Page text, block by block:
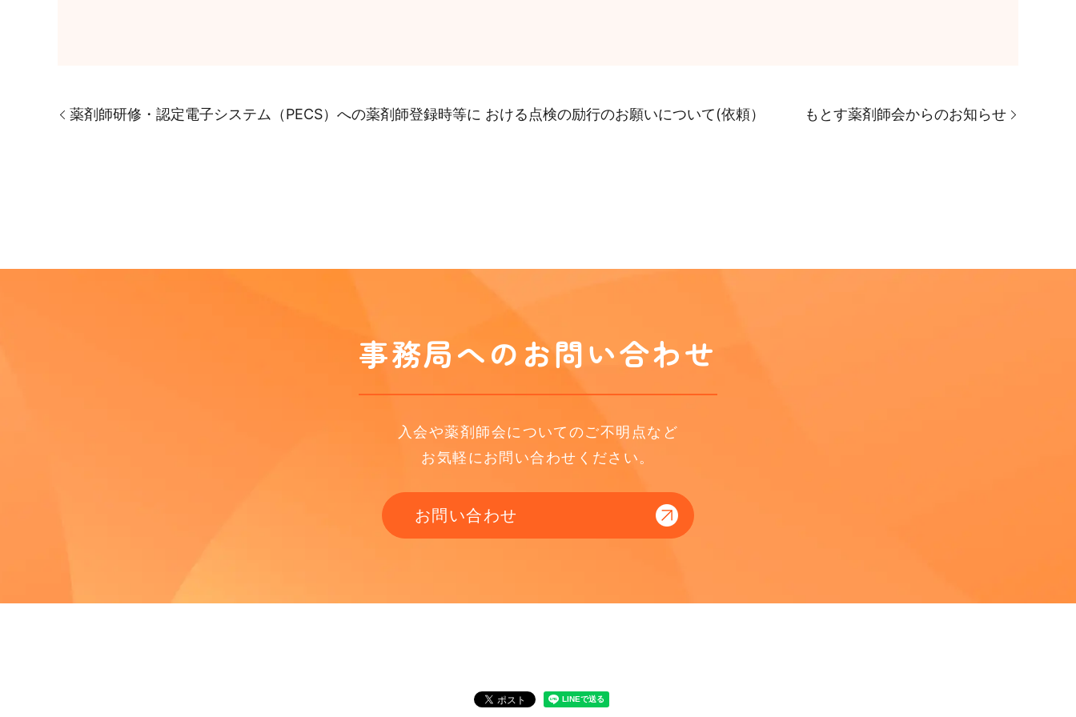
薬剤師研修・認定電子システム（PECS）への薬剤師登録時等に おける点検の励行のお願いについて(依頼） もとす薬剤師会からのお知らせ
事務局へのお問い合わせ
入会や薬剤師会についてのご不明点など
お気軽にお問い合わせください。
お問い合わせ